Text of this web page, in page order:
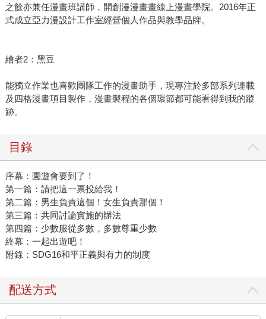
之餘亦兼任漫畫班講師，開創漫漫畫畫線上漫畫學院。2016年正
式成立亞力漫設計工作室經營個人作品與教學品牌。
繪者2：黑豆
能獨立作業也喜歡團隊工作的漫畫助手，現專注於多部系列連載
及四格漫畫項目製作，漫畫製程的各個環節都可能看得到我的蹤
跡。
目錄
序幕：園遊會要到了！
第一篇：請把這一票投給我！
第二篇：男生負責這個！女生負責那個！
第三篇：共同討論實施的辦法
第四篇：少數服從多數，多數尊重少數
終幕：一起出遊吧！
附錄：SDG16和平正義與有力的制度
配送方式